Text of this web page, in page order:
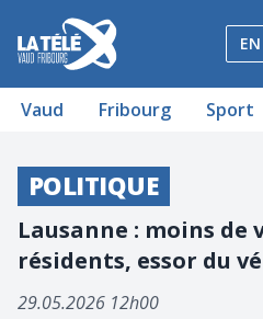
La Télé - Télévision
Vaud Fribourg Sport
POLITIQUE
Lausanne : moins de
résidents, essor du
29.05.2026 12h00